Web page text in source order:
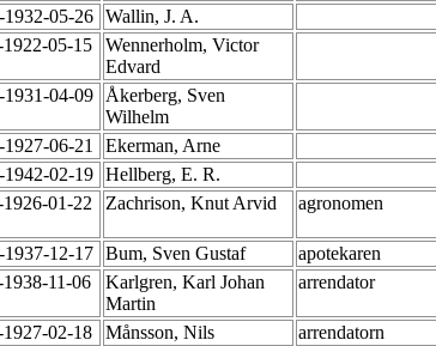
1932-05-26 Wallin, J. A.
05-15
Wennerholm, Victor
Edvard
1931-04-09
Åkerberg, Sven
Wilhelm
06-21 Ekerman, Arne
1942-02-19 Hellberg, E. R.
01-22 Zachrison, Knut Arvid agronomen
1937-12-17 Bum, Sven Gustaf apotekaren
11-06
Karlgren, Karl Johan
Martin
arrendator
02-18 Månsson, Nils arrendatorn